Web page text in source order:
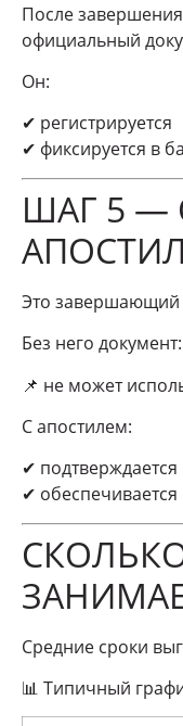
После
официальный
Он:
✔ регистрируется
✔ фиксируется в
ШАГ 5 —
Это завершающий
Без него документ:
📌 не может
С апостилем:
✔
✔
Средние сроки
📊 Типичный